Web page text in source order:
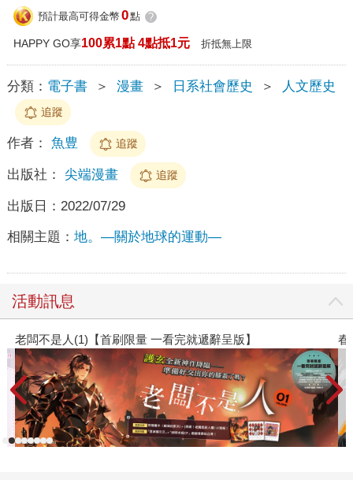
預計最高可得金幣 0點 ?
HAPPY GO享100累1點 4點抵1元 折抵無上限
分類： 電子書 ＞ 漫畫 ＞ 日系社會歷史 ＞ 人文歷史
追蹤
作者： 魚豊 追蹤
出版社： 尖端漫畫 追蹤
出版日： 2022/07/29
相關主題： 地。—關於地球的運動—
活動訊息
春光ｘ奇幻基地｜全書系展